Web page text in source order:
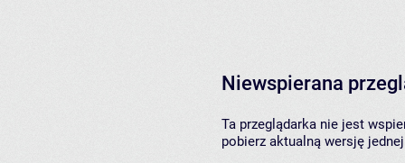
Niewspierana
Ta przeglądarka nie jest
pobierz aktualną wersję